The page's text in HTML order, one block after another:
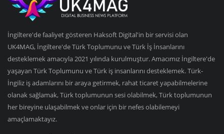
İngiltere'de faaliyet gösteren Haksoft Digital'in bir servisi olan
UK4MAG, İngiltere'de Türk Toplumunu ve Türk İş İnsanlarını
desteklemek amacıyla 2021 yılında kurulmuştur. Amacımız İngiltere'de
yaşayan Türk Toplumunu ve Türk iş insanlarını desteklemek. Türk-
İngiliz iş adamlarını bir araya getirmek, rahat ticaret yapabilmelerine
olanak sağlamak, Türk toplumunun sesi olabilmek, Türk toplumunun
her bireyine ulaşabilmek ve onlar için bir nefes olabilemeyi
amaçlamaktayız.